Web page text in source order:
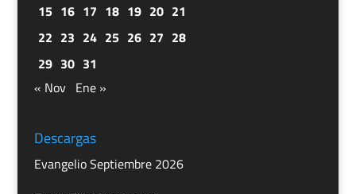
15 16 17 18 19 20 21
22 23 24 25 26 27 28
29 30 31
« Nov Ene »
Descargas
Evangelio Septiembre 2026